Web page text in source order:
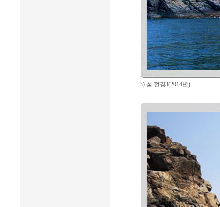
3) 섬 전경3(2014년)